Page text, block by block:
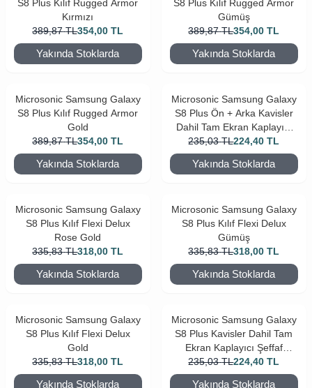
S8 Plus Kılıf Rugged Armor
Kırmızı
389,87 TL354,00 TL
Yakında Stoklarda
S8 Plus Kılıf Rugged Armor
Gümüş
389,87 TL354,00 TL
Yakında Stoklarda
Microsonic Samsung Galaxy
S8 Plus Kılıf Rugged Armor
Gold
389,87 TL354,00 TL
Yakında Stoklarda
Microsonic Samsung Galaxy
S8 Plus Ön + Arka Kavisler
Dahil Tam Ekran Kaplayıcı
Film
235,03 TL224,40 TL
Yakında Stoklarda
Microsonic Samsung Galaxy
S8 Plus Kılıf Flexi Delux
Rose Gold
335,83 TL318,00 TL
Yakında Stoklarda
Microsonic Samsung Galaxy
S8 Plus Kılıf Flexi Delux
Gümüş
335,83 TL318,00 TL
Yakında Stoklarda
Microsonic Samsung Galaxy
S8 Plus Kılıf Flexi Delux
Gold
335,83 TL318,00 TL
Yakında Stoklarda
Microsonic Samsung Galaxy
S8 Plus Kavisler Dahil Tam
Ekran Kaplayıcı Şeffaf
Koruyucu Film
235,03 TL224,40 TL
Yakında Stoklarda